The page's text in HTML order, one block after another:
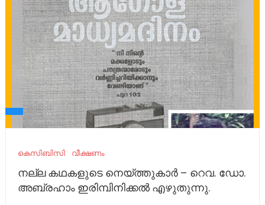
കെസിബിസി വീക്ഷണം
നല്ല കഥകളുടെ നെയ്ത്തുകാര്‍ – റെവ. ഡോ.
അബ്രഹാം ഇരിമ്പിനിക്കൽ എഴുതുന്നു.